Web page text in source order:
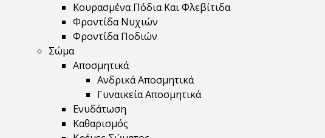
Κουρασμένα Πόδια Και Φλεβίτιδα
Φροντίδα Νυχιών
Φροντίδα Ποδιών
Σώμα
Αποσμητικά
Ανδρικά Αποσμητικά
Γυναικεία Αποσμητικά
Ενυδάτωση
Καθαρισμός